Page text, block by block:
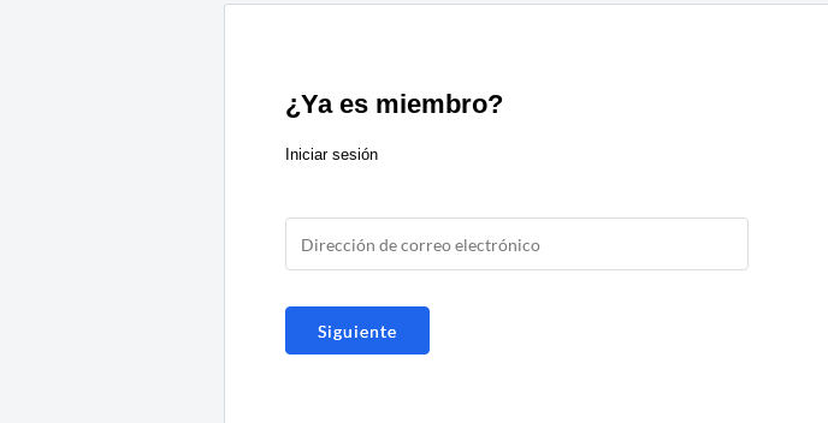
¿Ya es miembro?
Iniciar sesión